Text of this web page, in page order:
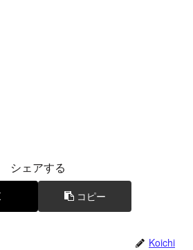
シェアする
コピー
Koichi